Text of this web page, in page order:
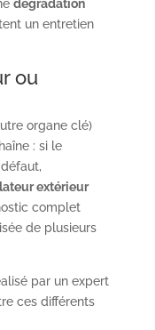
dégradation
un entretien
ou
organe clé)
: si le
extérieur
complet
de plusieurs
par un expert
ces différents